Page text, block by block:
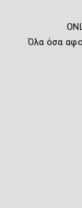
Όλα όσα